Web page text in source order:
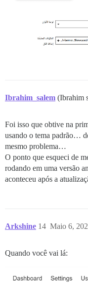
Ibrahim_salem (Ibrahim
Foi isso que obtive na
usando o tema padrão…
mesmo problema…
O ponto que esqueci de
rodando em uma versão
aconteceu após a
Arkshine Maio 6,
14
Quando você vai lá: